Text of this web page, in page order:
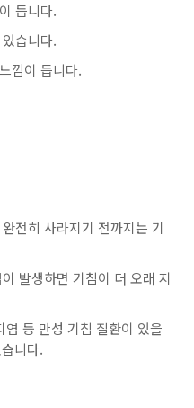
듭니다.
습니다.
낌이 듭니다.
전히 사라지기 전까지는 기
발생하면 기침이 더 오래 지
염 등 만성 기침 질환이 있을
니다.